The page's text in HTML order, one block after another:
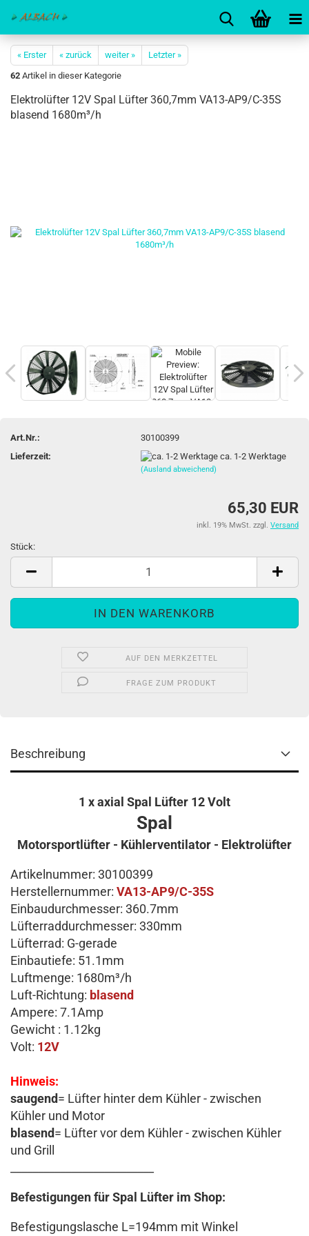
« Erster « zurück weiter »
Letzter »
62 Artikel in dieser Kategorie
Elektrolüfter 12V Spal Lüfter 360,7mm VA13-AP9/C-35S
blasend 1680m³/h
Art.Nr.:
30100399
Lieferzeit:
ca. 1-2 Werktage
(Ausland abweichend)
65,30 EUR
inkl. 19% MwSt. zzgl. Versand
Stück:
Stück
AUF DEN MERKZETTEL
FRAGE ZUM PRODUKT
Beschreibung
1 x axial Spal Lüfter 12 Volt
Spal
Motorsportlüfter - Kühlerventilator - Elektrolüfter
Artikelnummer: 30100399
Herstellernummer: VA13-AP9/C-35S
Einbaudurchmesser: 360.7mm
Lüfterraddurchmesser: 330mm
Lüfterrad: G-gerade
Einbautiefe: 51.1mm
Luftmenge: 1680m³/h
Luft-Richtung: blasend
Ampere: 7.1Amp
Gewicht : 1.12kg
Volt: 12V
Hinweis:
saugend= Lüfter hinter dem Kühler - zwischen
Kühler und Motor
blasend= Lüfter vor dem Kühler - zwischen Kühler
und Grill
Befestigungen für Spal Lüfter im Shop:
Befestigungslasche L=194mm mit Winkel